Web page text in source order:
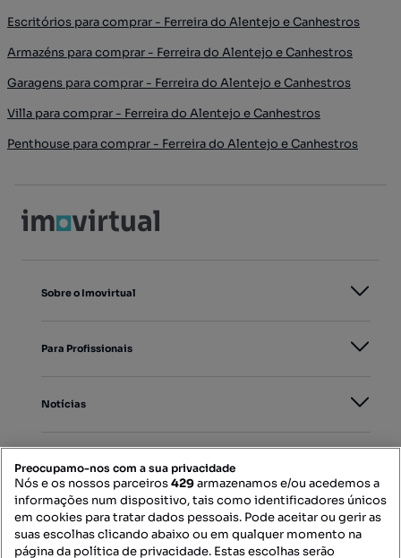
Escritórios para comprar - Ferreira do Alentejo e Canhestros
Armazéns para comprar - Ferreira do Alentejo e Canhestros
Garagens para comprar - Ferreira do Alentejo e Canhestros
Villa para comprar - Ferreira do Alentejo e Canhestros
Penthouse para comprar - Ferreira do Alentejo e Canhestros
Sobre o Imovirtual
Para Profissionais
Notícias
Mapa do Site
Preocupamo-nos com a sua privacidade
Nós e os nossos parceiros429armazenamos e/ou acedemos a
informações num dispositivo, tais como identificadores únicos
em cookies para tratar dados pessoais. Pode aceitar ou gerir as
suas escolhas clicando abaixo ou em qualquer momento na
página da política de privacidade. Estas escolhas serão